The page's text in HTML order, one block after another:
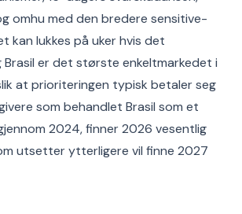
omhu med den bredere sensitive-
kan lukkes på uker hvis det
er det største enkeltmarkedet i
at prioriteringen typisk betaler seg
som behandlet Brasil som et
2024, finner 2026 vesentlig
utsetter ytterligere vil finne 2027